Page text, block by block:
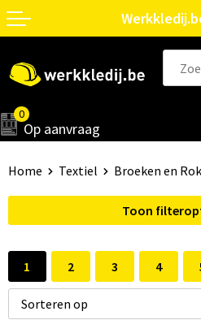
0
Op aanvraag
Home Textiel Broeken en
Toon
1 2 3 4